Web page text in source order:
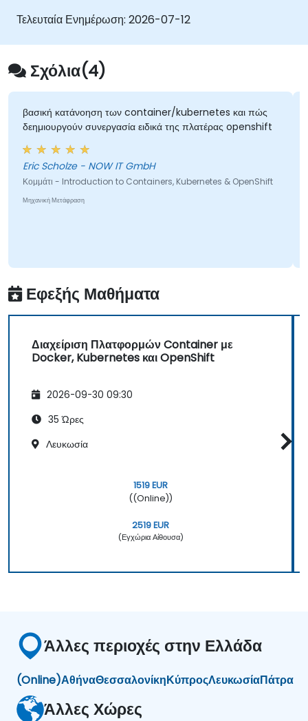
DevOps, παρέχοντας στους συμμετέχοντες τις
δεξιότητες να δημιουργούν και να συντηρούν
σύγχρονες εφαρμογές σε περιβάλλοντα
παραγωγής.
Τελευταία Ενημέρωση: 2026-07-12
Σχόλια(4)
βασική κατάνοηση των container/kubernetes και πώς
δεημιουργούν συνεργασία ειδικά της πλατέρας openshift
Eric Scholze - NOW IT GmbH
Κομμάτι - Introduction to Containers, Kubernetes & OpenShift
Μηχανική Μετάφραση
Εφεξής Μαθήματα
Διαχείριση Πλατφορμών Container με
Docker, Kubernetes και OpenShift
2026-09-30 09:30
35 Ώρες
Λευκωσία
1519 EUR
((Online))
2519 EUR
(Εγχώρια Αίθουσα)
Άλλες περιοχές στην Ελλάδα
(Online)ΑθήναΘεσσαλονίκηΚύπροςΛευκωσίαΠάτρα
Άλλες Χώρες